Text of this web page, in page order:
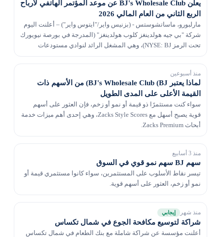
يعلن BJ's Wholesale Club عن موعد المؤتمر الهاتفي لأرباح
الربع الثاني من العام المالي 2026
مارلبورو، ماساتشوستس - (بزنيس واير/"ايتوس واير") – أعلنت اليوم
شركة "بي جيه هولدينغز كلوب هولدينغز" (المدرجة في بورصة نيويورك
تحت الرمز NYSE: BJ)، وهي المشغل الرائد لنوادي مستودعات
منذ أسبوعين
لماذا يعتبر BJ's Wholesale Club (BJ) من الأسهم ذات
القيمة الأعلى على المدى الطويل
سواء كنت مستثمرًا ذو قيمة أو نمو أو زخم، فإن العثور على أسهم
قوية يصبح أسهل مع Zacks Style Scores، وهي إحدى أهم ميزات خدمة
أبحاث Zacks Premium.
منذ 3 أسابيع
سهم BJ سهم نمو قوي في السوق
تيسر نقاط الأسلوب على المستثمرين، سواء كانوا مستثمري قيمة أو
نمو أو زخم، العثور على أسهم قوية.
منذ شهر إيجابي
شراكة لتوسيع مكافحة الجوع في شمال تكساس
أعلنت مؤسسة عن شراكة شاملة مع بنك الطعام في شمال تكساس